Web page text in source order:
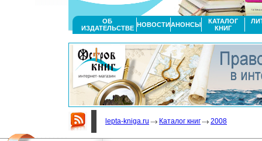
ОБ
ИЗДАТЕЛЬСТВЕ НОВОСТИАНОНСЫ
КАТАЛОГ
КНИГ
lepta-kniga.ru Каталог книг 2008